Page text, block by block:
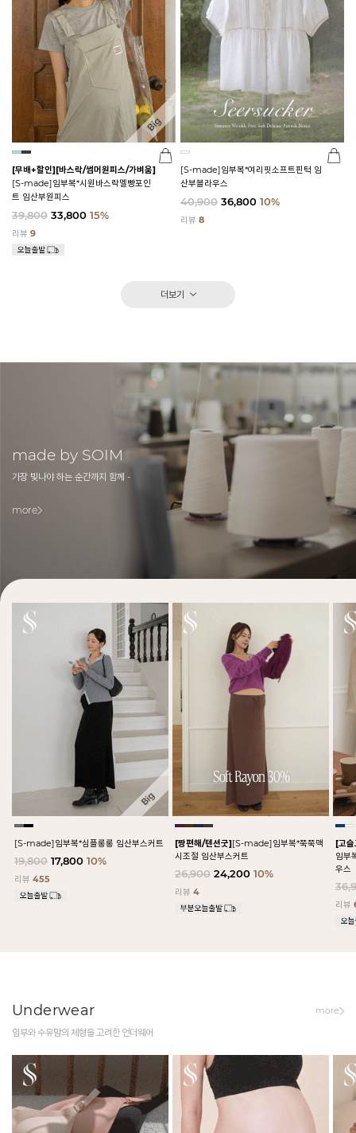
[무배+할인][바스락/썸머원피스/가벼움]
[S-made]임부복*시원바스락멜빵포인
트 임산부원피스
39,800 33,800 15%
리뷰 9
[S-made]임부복*여리핏소프트핀턱 임
산부블라우스
40,900 36,800 10%
리뷰 8
더보기
made by SOIM
가장 빛나야 하는 순간까지 함께 -
more
[S-made]임부복*심플롱롱 임산부스커트
19,800 17,800 10%
리뷰 455
[짱편해/텐션굿][S-made]임부복*쭉쭉맥
시조절 임산부스커트
26,900 24,200 10%
리뷰4
[고
임부
우스
리뷰
Underwear
임부와 수유맘의 체형을 고려한 언더웨어
more